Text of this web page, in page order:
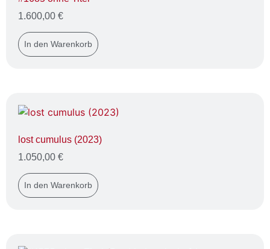
1.600,00 €
In den Warenkorb
lost cumulus (2023)
1.050,00 €
In den Warenkorb